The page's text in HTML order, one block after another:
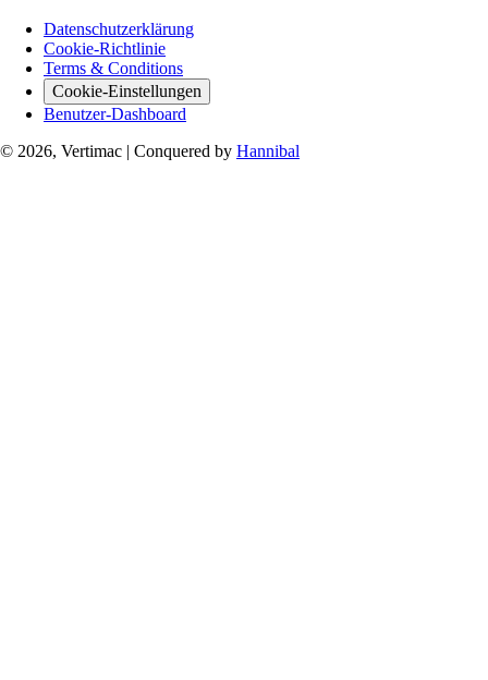
Datenschutzerklärung
Cookie-Richtlinie
Terms & Conditions
Cookie-Einstellungen
Benutzer-Dashboard
© 2026, Vertimac | Conquered by Hannibal